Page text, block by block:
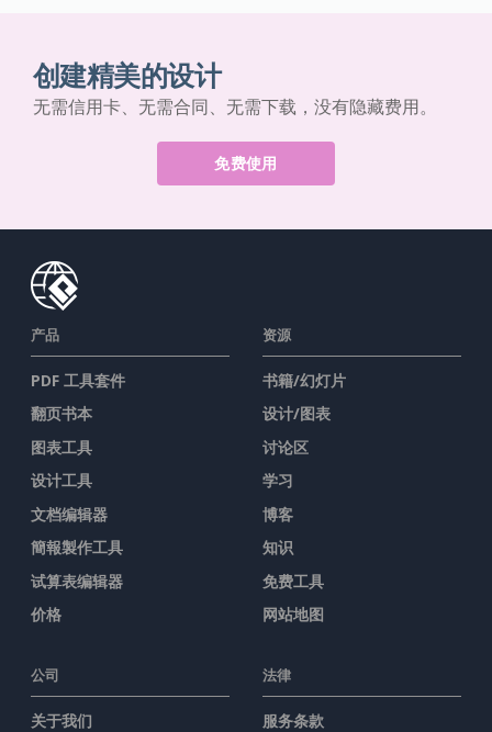
创建精美的设计
无需信用卡、无需合同、无需下载，没有隐藏费用。
免费使用
产品
PDF 工具套件
翻页书本
图表工具
设计工具
文档编辑器
簡報製作工具
试算表编辑器
价格
资源
书籍/幻灯片
设计/图表
讨论区
学习
博客
知识
免费工具
网站地图
公司
关于我们
法律
服务条款